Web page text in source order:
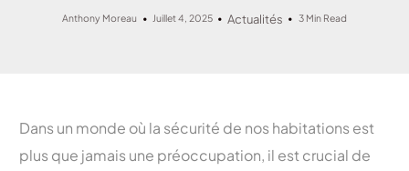
Anthony Moreau Juillet 4, 2025 Actualités 3 Min Read
Dans un monde où la sécurité de nos habitations est
plus que jamais une préoccupation, il est crucial de